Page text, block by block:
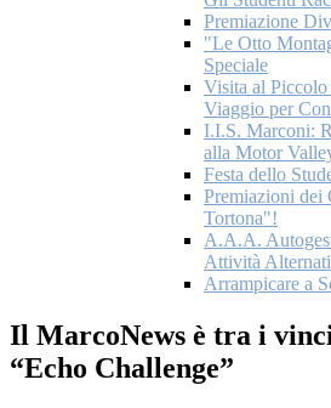
Premiazione
"Le Otto
Speciale
Visita al
Viaggio per
I.I.S. Marconi:
alla Motor
Festa dello
Premiazioni dei
Tortona"!
A.A.A.
Attività
Arrampicare a
Il MarcoNews è tra i
“Echo Challenge”